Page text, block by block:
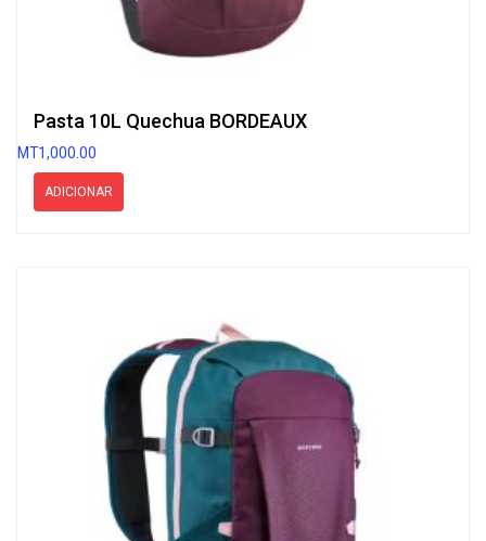
Pasta 10L Quechua BORDEAUX
MT1,000.00
ADICIONAR